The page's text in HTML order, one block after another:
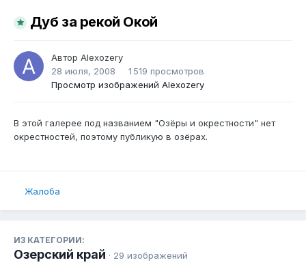
Дуб за рекой Окой
Автор Alexozery
28 июля, 2008
1 519 просмотров
Просмотр изображений Alexozery
В этой галерее под названием "Озёры и окрестности" нет
окрестностей, поэтому публикую в озёрах.
Жалоба
ИЗ КАТЕГОРИИ:
Озерский край · 29 изображений